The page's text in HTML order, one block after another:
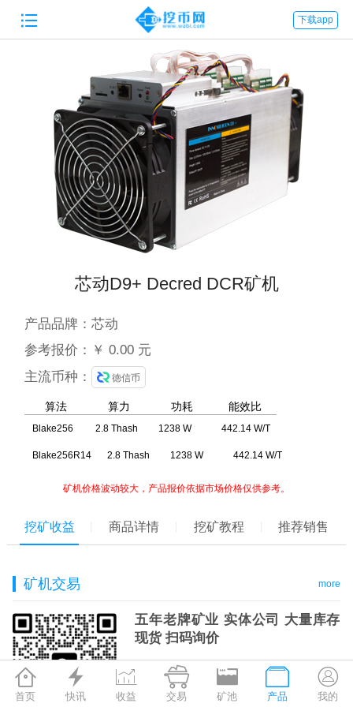
 下载app
芯动D9+ Decred DCR矿机
产品品牌：芯动
参考报价： ￥ 0.00 元
主流币种：
徳信币
算法 算力 功耗 能效比
Blake256 2.8 Thash 1238 W 442.14 W/T
Blake256R14 2.8 Thash 1238 W 442.14 W/T
矿机价格波动较大，产品报价依据市场价格仅供参考。
挖矿收益 商品详情 挖矿教程 推荐销售
矿机交易 more
五年老牌矿业 实体公司 大量库存
现货 扫码询价

首页

快讯

收益

交易

矿池

产品

我的